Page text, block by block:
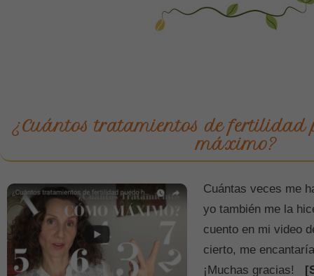
¿Cuántos tratamientos de fertilidad
máximo?
Cuántas veces me
yo también me la
cuento en mi video
cierto, me
¡Muchas gracias!